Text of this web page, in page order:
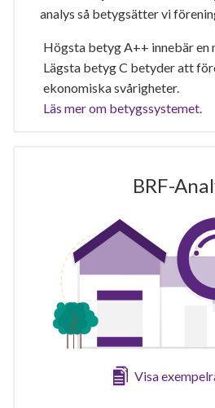
analys så betygsätter vi
Högsta betyg A++ innebär en
Lägsta betyg C betyder att
ekonomiska svårigheter.
Läs mer om betygssystemet.
BRF-
Visa